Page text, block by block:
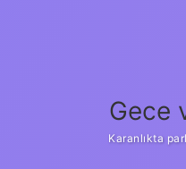
Gece
Karanlıkta